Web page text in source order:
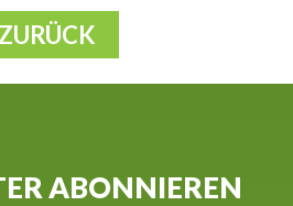
ZURÜCK
ABONNIEREN